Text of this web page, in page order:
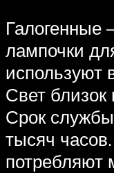
Галогенные
лампочки
используют
Свет близок
Срок службы
тысяч
потребляют